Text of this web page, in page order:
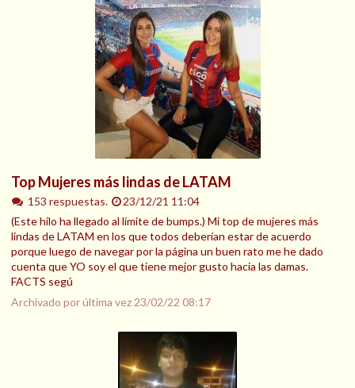
Top Mujeres más lindas de LATAM
153 respuestas.
23/12/21 11:04
(Este hilo ha llegado al límite de bumps.) Mi top de mujeres más
lindas de LATAM en los que todos deberían estar de acuerdo
porque luego de navegar por la página un buen rato me he dado
cuenta que YO soy el que tiene mejor gusto hacia las damas.
FACTS segú
Archivado por última vez 23/02/22 08:17